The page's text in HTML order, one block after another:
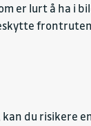
er lurt å ha i
du risikere